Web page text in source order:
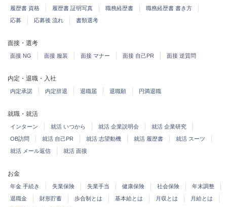
履歴書 資格
履歴書 証明写真 職務経歴書
職務経歴書 書き方
応募
応募後 流れ 書類選考
面接・選考
面接 NG 面接 服装 面接 マナー 面接 自己PR 面接 逆質問
内定・退職・入社
内定承諾 内定辞退 退職届 退職願 円満退職
就職・就活
インターン 就活 いつから 就活 企業説明会
就活 企業研究
OB訪問
就活 自己PR 就活 志望動機 就活 履歴書
就活 スーツ
就活 メール返信
就活 面接
お金
年金 手続き 失業保険 失業手当 健康保険 社会保険
年末調整
退職金
財形貯蓄 歩合制とは 基本給とは 月収とは
月給とは